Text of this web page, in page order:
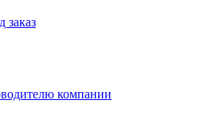
заказ
компании